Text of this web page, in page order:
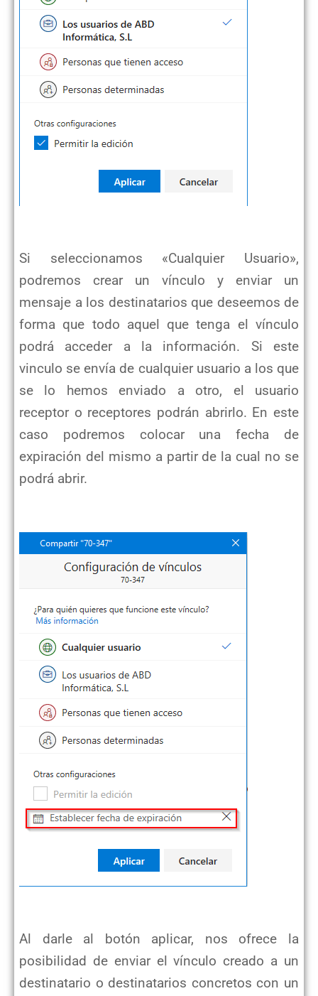
Si seleccionamos «Cualquier Usuario»,
podremos crear un vínculo y enviar un
mensaje a los destinatarios que deseemos de
forma que todo aquel que tenga el vínculo
podrá acceder a la información. Si este
vinculo se envía de cualquier usuario a los que
se lo hemos enviado a otro, el usuario
receptor o receptores podrán abrirlo. En este
caso podremos colocar una fecha de
expiración del mismo a partir de la cual no se
podrá abrir.
Al darle al botón aplicar, nos ofrece la
posibilidad de enviar el vínculo creado a un
destinatario o destinatarios concretos con un